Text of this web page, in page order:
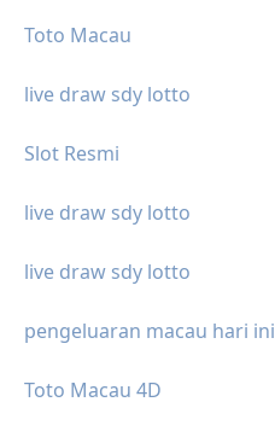
Toto Macau
live draw sdy lotto
Slot Resmi
live draw sdy lotto
live draw sdy lotto
pengeluaran macau hari ini
Toto Macau 4D